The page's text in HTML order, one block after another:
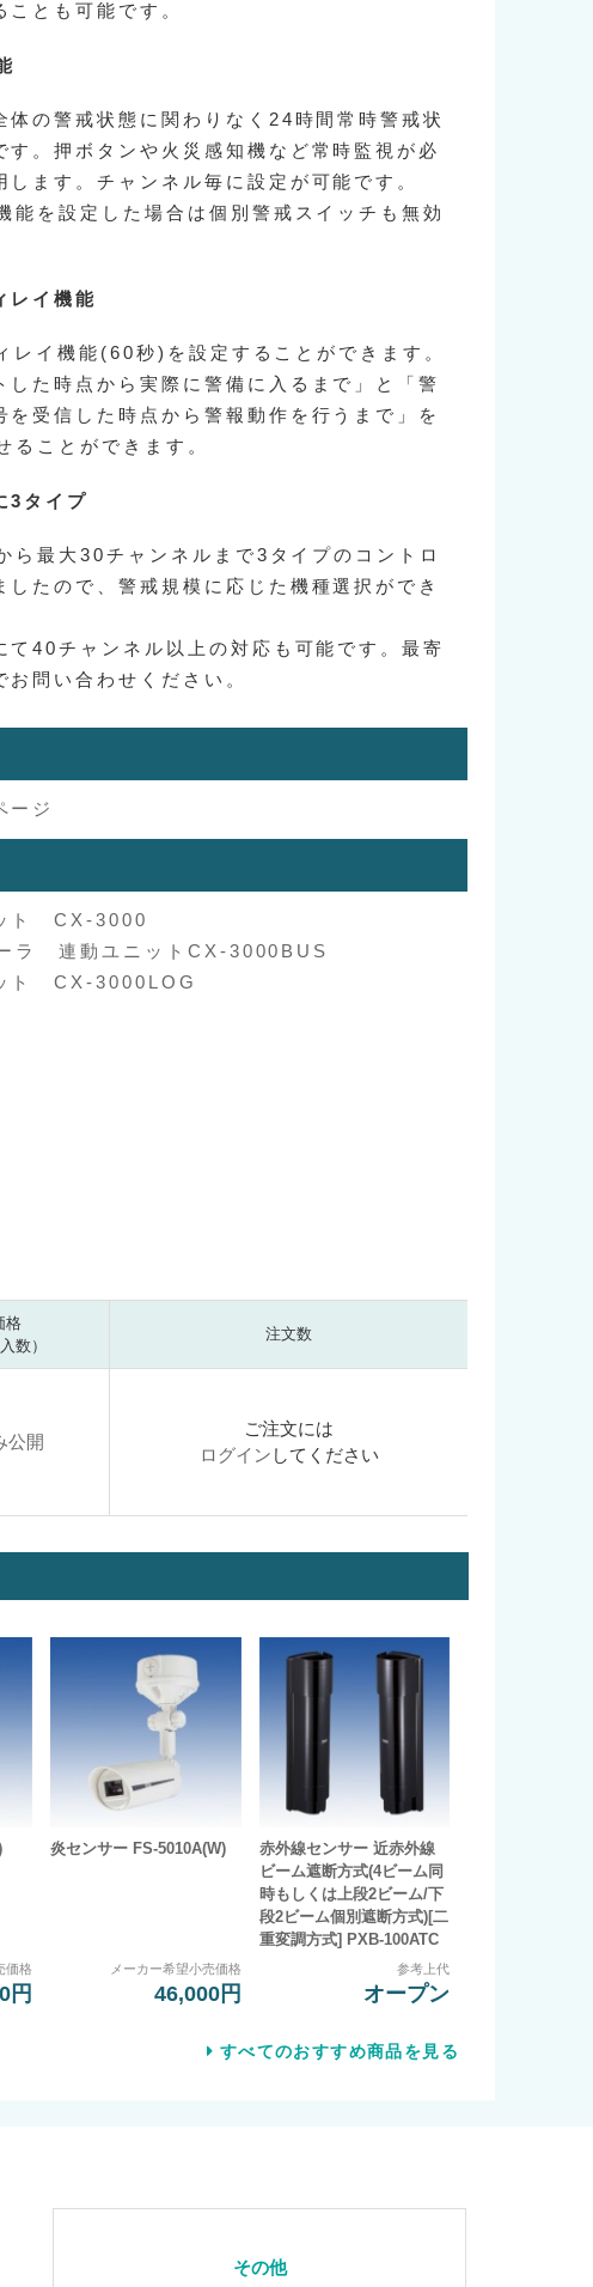
ことも可能です。
体の警戒状態に関わりなく24時間常時警戒状
す。押ボタンや火災感知機など常時監視が必
します。チャンネル毎に設定が可能です。
能を設定した場合は個別警戒スイッチも無効
レイ機能
レイ機能(60秒)を設定することができます。
した時点から実際に警備に入るまで」と「警
を受信した時点から警報動作を行うまで」を
ることができます。
3タイプ
ら最大30チャンネルまで3タイプのコントロ
したので、警戒規模に応じた機種選択ができ
40チャンネル以上の対応も可能です。最寄
お問い合わせください。
ージ
ト CX-3000
ラ 連動ユニットCX-3000BUS
ト CX-3000LOG
格
数）
注文数
公開
ご注文には
ログイン してください
価格
円
炎センサー FS-5010A(W)
メーカー希望小売価格
46,000円
赤外線センサー 近赤外線
ビーム遮断方式(4ビーム同
時もしくは上段2ビーム/下
段2ビーム個別遮断方式)[二
重変調方式] PXB-100ATC
参考上代
オープン
すべてのおすすめ商品を見る
その他